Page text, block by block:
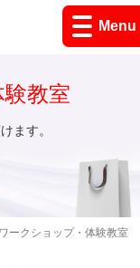
Menu
ークショップ・体験教室
教室
ます。